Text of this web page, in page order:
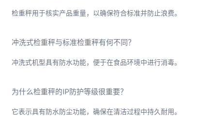
检重秤用于核实产品重量，以确保符合标准并防止浪费。
冲洗式检重秤与标准检重秤有何不同？
冲洗式机型具有防水功能，便于在食品环境中进行消毒。
为什么检重秤的IP防护等级很重要？
它表示具有防水防尘功能，确保在清洁过程中持久耐用。